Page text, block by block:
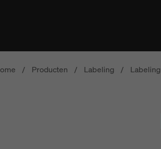
/ Producten / Labeling /